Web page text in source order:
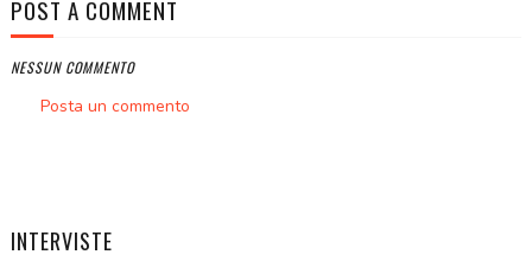
POST A COMMENT
NESSUN COMMENTO
Posta un commento
INTERVISTE